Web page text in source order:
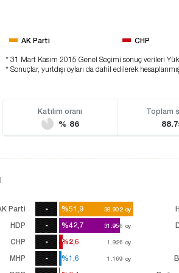
AK Parti CHP
* 31 Mart Kasım 2015 Genel Seçimi sonuç verileri
* Sonuçlar, yurtdışı oyları da dahil edilerek
Katılım oranı
% 86
Toplam
Parti
HDP
CHP
MHP
-
-
-
-
%51,9 38.902 oy
%42,7 31.956 oy
%2,6 1.926 oy
%1,6 1.169 oy
%51,9 38.902 oy
%42,7 31.956 oy
%2,6 1.926 oy
%1,6 1.169 oy